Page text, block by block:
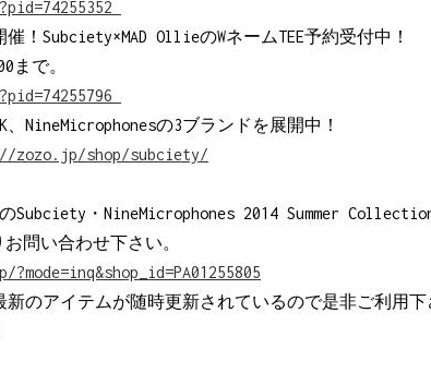
！Subciety×MAD OllieのWネームTEE予約受付中！
まで。
、NineMicrophonesの3ブランドを展開中！
zozo.jp/shop/subciety/
Subciety・NineMicrophones 2014 Summer
問い合わせ下さい。
のアイテムが随時更新されているので是非ご利用下